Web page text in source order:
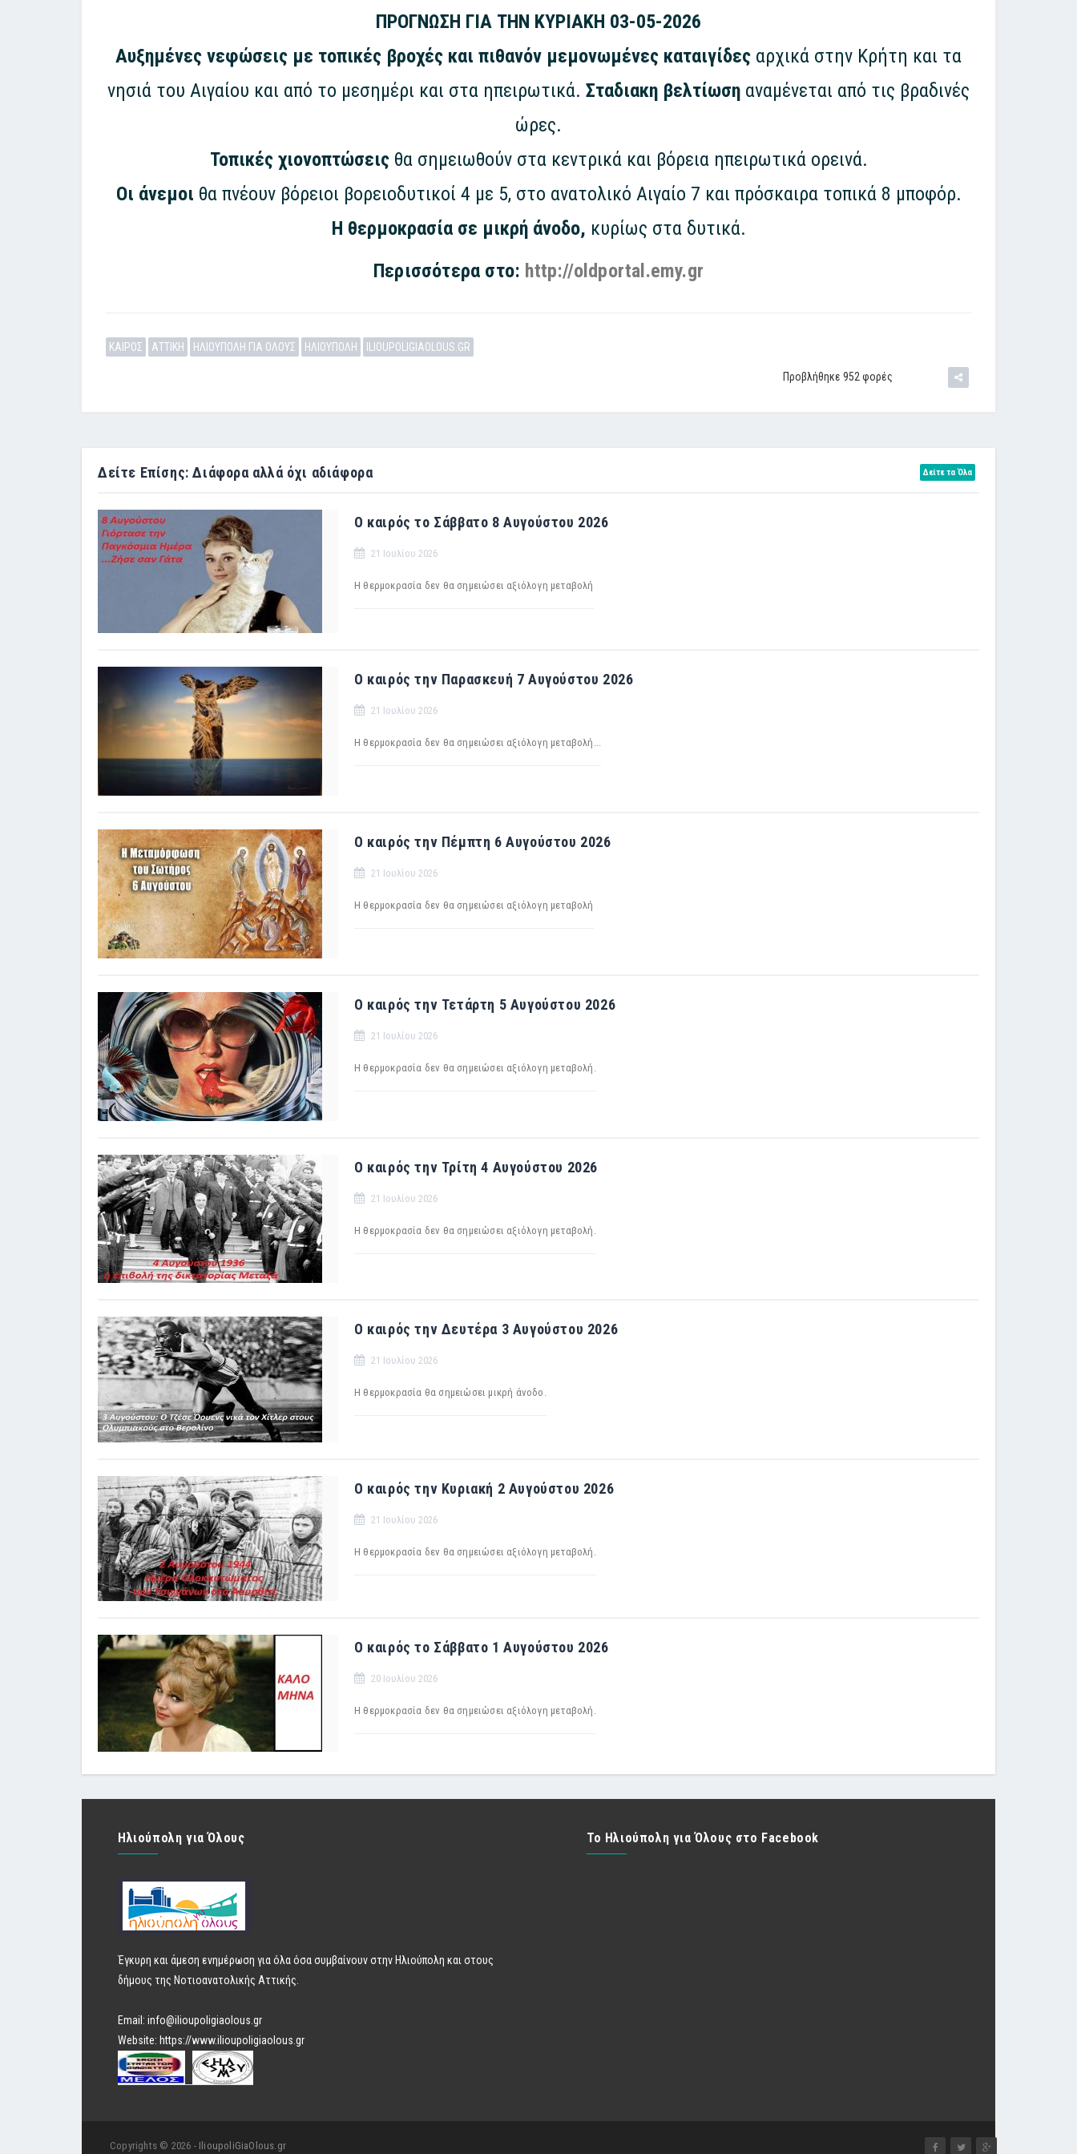
ΠΡΟΓΝΩΣΗ ΓΙΑ ΤΗΝ ΚΥΡΙΑΚΗ 03-05-2026
Αυξημένες νεφώσεις με τοπικές βροχές και πιθανόν μεμονωμένες καταιγίδες αρχικά στην Κρήτη και τα
νησιά του Αιγαίου και από το μεσημέρι και στα ηπειρωτικά. Σταδιακη βελτίωση αναμένεται από τις βραδινές
ώρες.
Τοπικές χιονοπτώσειςθα σημειωθούν στα κεντρικά και βόρεια ηπειρωτικά ορεινά.
Οι άνεμοι θα πνέουν βόρειοι βορειοδυτικοί 4 με 5, στο ανατολικό Αιγαίο 7 και πρόσκαιρα τοπικά 8 μποφόρ.
Η θερμοκρασία σε μικρή άνοδο, κυρίως στα δυτικά.
Περισσότερα στο: http://oldportal.emy.gr
ΚΑΙΡΟΣ ΑΤΤΙΚΗ ΗΛΙΟΥΠΟΛΗ ΓΙΑ ΟΛΟΥΣ ΗΛΙΟΥΠΟΛΗ ILIOUPOLIGIAOLOUS.GR
Προβλήθηκε 952 φορές
Δείτε Επίσης: Διάφορα αλλά όχι αδιάφορα Δείτε τα Όλα
Ο καιρός το Σάββατο 8 Αυγούστου 2026
21 Ιουλίου 2026
Η θερμοκρασία δεν θα σημειώσει αξιόλογη μεταβολή
Ο καιρός την Παρασκευή 7 Αυγούστου 2026
21 Ιουλίου 2026
Η θερμοκρασία δεν θα σημειώσει αξιόλογη μεταβολή...
Ο καιρός την Πέμπτη 6 Αυγούστου 2026
21 Ιουλίου 2026
H θερμοκρασία δεν θα σημειώσει αξιόλογη μεταβολή
Ο καιρός την Τετάρτη 5 Αυγούστου 2026
21 Ιουλίου 2026
Η θερμοκρασία δεν θα σημειώσει αξιόλογη μεταβολή.
Ο καιρός την Τρίτη 4 Αυγούστου 2026
21 Ιουλίου 2026
Η θερμοκρασία δεν θα σημειώσει αξιόλογη μεταβολή.
Ο καιρός την Δευτέρα 3 Αυγούστου 2026
21 Ιουλίου 2026
Η θερμοκρασία θα σημειώσει μικρή άνοδο.
Ο καιρός την Κυριακή 2 Αυγούστου 2026
21 Ιουλίου 2026
Η θερμοκρασία δεν θα σημειώσει αξιόλογη μεταβολή.
Ο καιρός το Σάββατο 1 Αυγούστου 2026
20 Ιουλίου 2026
Η θερμοκρασία δεν θα σημειώσει αξιόλογη μεταβολή.
Ηλιούπολη για Όλους
Έγκυρη και άμεση ενημέρωση για όλα όσα συμβαίνουν στην Ηλιούπολη και στους
δήμους της Νοτιοανατολικής Αττικής.
Email: info@ilioupoligiaolous.gr
Website: https://www.ilioupoligiaolous.gr
Το Ηλιούπολη για Όλους στο Facebook
Copyrights © 2026 - IlioupoliGiaOlous.gr